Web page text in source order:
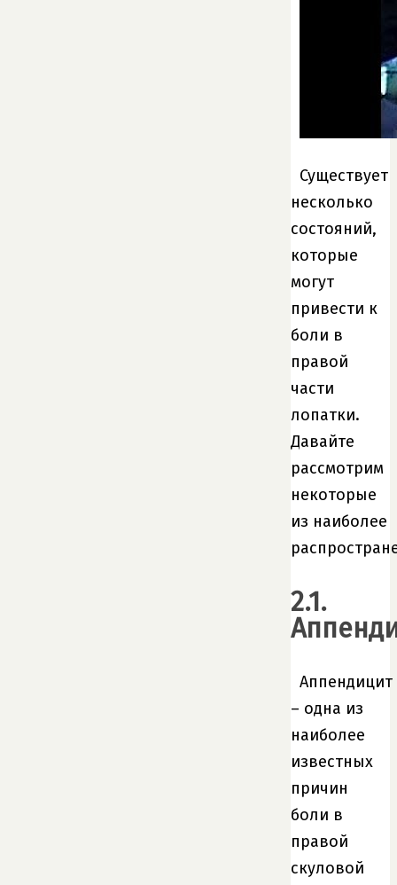
Существует
несколько
состояний,
которые
могут
привести к
боли в
правой
части
лопатки.
Давайте
рассмотрим
некоторые
из наиболее
2.1.
Аппендицит
– одна из
наиболее
известных
причин
боли в
правой
скуловой